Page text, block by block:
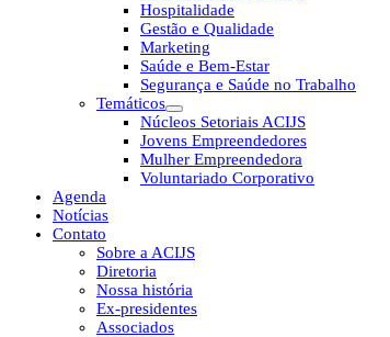
Hospitalidade
Gestão e Qualidade
Marketing
Saúde e Bem-Estar
Segurança e Saúde no Trabalho
Temáticos
Núcleos Setoriais ACIJS
Jovens Empreendedores
Mulher Empreendedora
Voluntariado Corporativo
Agenda
Notícias
Contato
Sobre a ACIJS
Diretoria
Nossa história
Ex-presidentes
Associados